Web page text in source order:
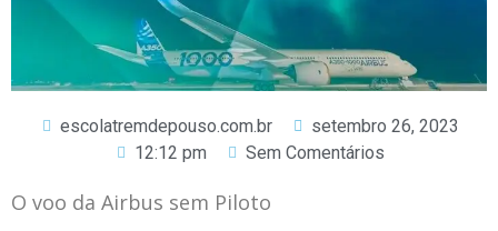
escolatremdepouso.com.br
setembro 26, 2023
12:12 pm
Sem Comentários
O voo da Airbus sem Piloto